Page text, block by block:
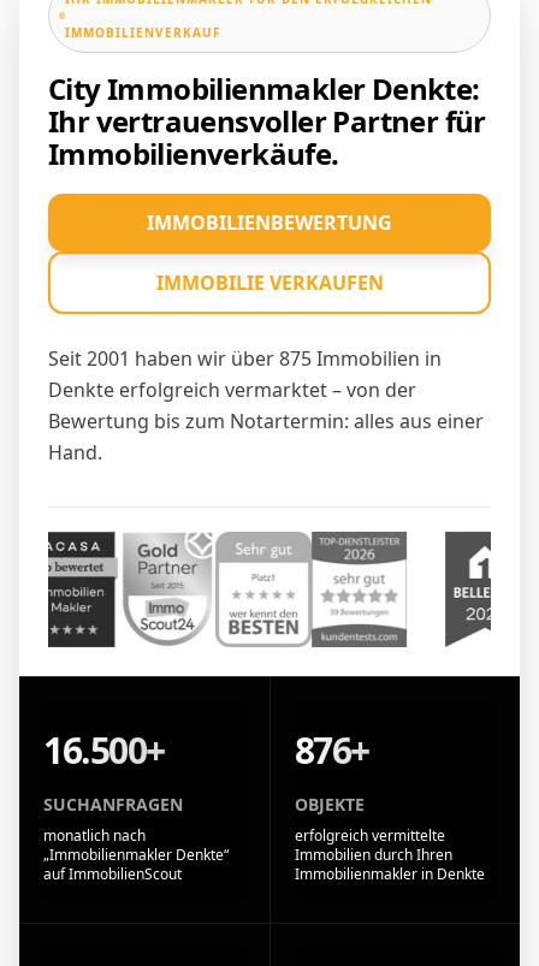
IMMOBILIENVERKAUF
City Immobilienmakler Denkte:
Ihr vertrauensvoller Partner für
Immobilienverkäufe.
Seit 2001 haben wir über 875 Immobilien in
Denkte erfolgreich vermarktet – von der
Bewertung bis zum Notartermin: alles aus einer
Hand.
IMMOBILIENBEWERTUNG
IMMOBILIE VERKAUFEN
16.500+
SUCHANFRAGEN
monatlich nach
„Immobilienmakler Denkte“
auf ImmobilienScout
876+
OBJEKTE
erfolgreich vermittelte
Immobilien durch Ihren
Immobilienmakler in Denkte